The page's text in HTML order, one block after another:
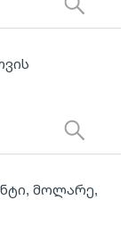
მოლარე,